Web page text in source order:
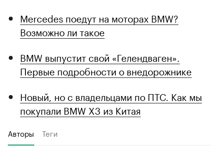
Mercedes поедут на моторах BMW?
Возможно ли такое
BMW выпустит свой «Гелендваген».
Первые подробности о внедорожнике
Новый, но с владельцами по ПТС. Как мы
покупали BMW X3 из Китая
Авторы Теги